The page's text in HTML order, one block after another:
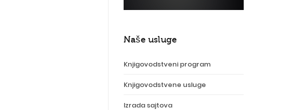
Naše usluge
Knjigovodstveni program
Knjigovodstvene usluge
Izrada sajtova